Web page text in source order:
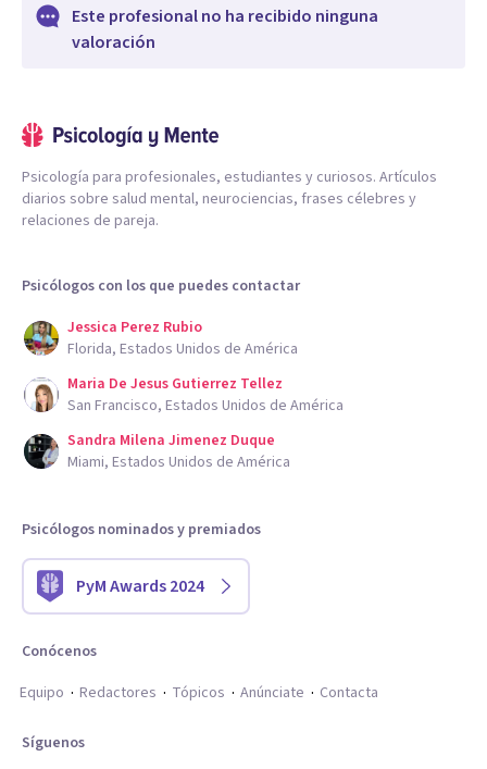
Este profesional no ha recibido ninguna
valoración
Psicología para profesionales, estudiantes y curiosos. Artículos
diarios sobre salud mental, neurociencias, frases célebres y
relaciones de pareja.
Psicólogos con los que puedes contactar
Jessica Perez Rubio
Florida, Estados Unidos de América
Maria De Jesus Gutierrez Tellez
San Francisco, Estados Unidos de América
Sandra Milena Jimenez Duque
Miami, Estados Unidos de América
Psicólogos nominados y premiados
PyM Awards 2024
Conócenos
Equipo
Redactores Tópicos Anúnciate Contacta
Síguenos